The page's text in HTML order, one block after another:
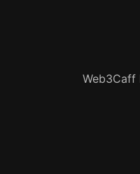
Web3Caff